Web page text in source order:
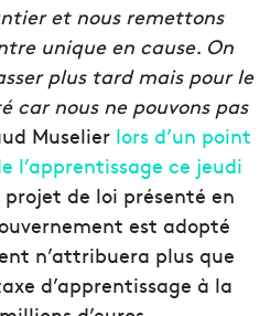
et nous remettons
unique en cause. On
plus tard mais pour le
nous ne pouvons pas
Muselier lors d’un point
l’apprentissage ce jeudi
projet de loi présenté en
est adopté
n’attribuera plus que
d’apprentissage à la